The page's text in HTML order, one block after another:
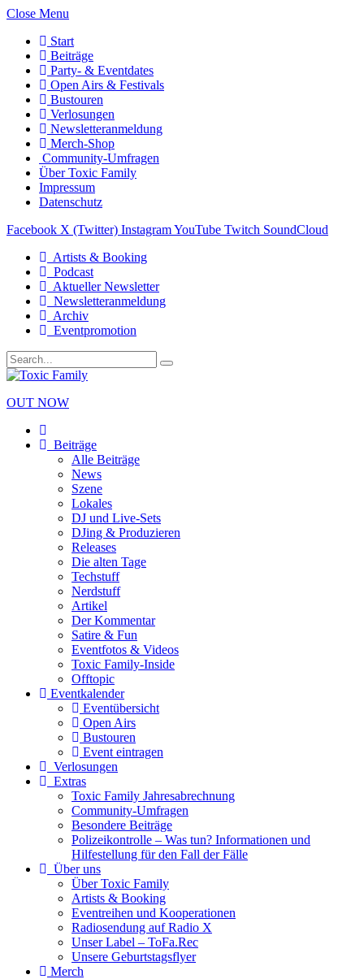
Close Menu
Start
Beiträge
Party- & Eventdates
Open Airs & Festivals
Bustouren
Verlosungen
Newsletteranmeldung
Merch-Shop
Community-Umfragen
Über Toxic Family
Impressum
Datenschutz
Facebook X (Twitter) InstagramYouTube Twitch SoundCloud
Artists & Booking
Podcast
Aktueller Newsletter
Newsletteranmeldung
Archiv
Eventpromotion
OUT NOW
Beiträge
Alle Beiträge
News
Szene
Lokales
DJ und Live-Sets
DJing & Produzieren
Releases
Die alten Tage
Techstuff
Nerdstuff
Artikel
Der Kommentar
Satire & Fun
Eventfotos & Videos
Toxic Family-Inside
Offtopic
Eventkalender
Eventübersicht
Open Airs
Bustouren
Event eintragen
Verlosungen
Extras
Toxic Family Jahresabrechnung
Community-Umfragen
Besondere Beiträge
Polizeikontrolle – Was tun? Informationen und
Hilfestellung für den Fall der Fälle
Über uns
Über Toxic Family
Artists & Booking
Eventreihen und Kooperationen
Radiosendung auf Radio X
Unser Label – ToFa.Rec
Unsere Geburtstagsflyer
Merch